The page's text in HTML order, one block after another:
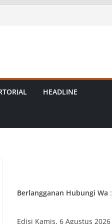
HEADLINE
Berlangganan Hubungi Wa :
Edisi Kamis, 6 Agustus 2026